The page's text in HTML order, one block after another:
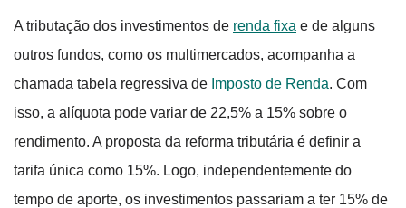
A tributação dos investimentos de renda fixa e de alguns
outros fundos, como os multimercados, acompanha a
chamada tabela regressiva de Imposto de Renda. Com
isso, a alíquota pode variar de 22,5% a 15% sobre o
rendimento. A proposta da reforma tributária é definir a
tarifa única como 15%. Logo, independentemente do
tempo de aporte, os investimentos passariam a ter 15% de